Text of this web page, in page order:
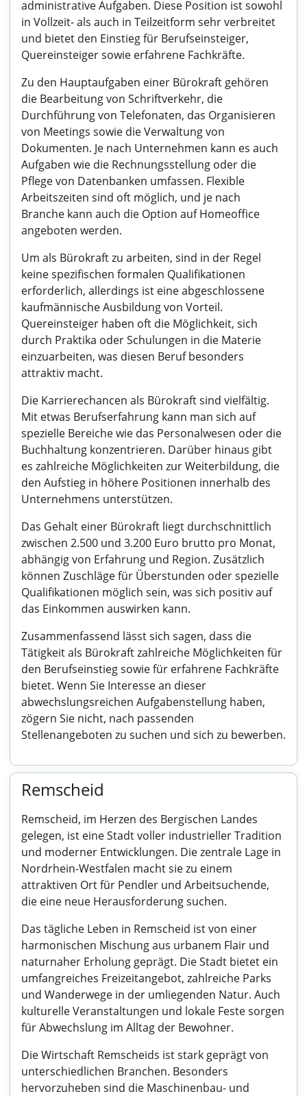
administrative Aufgaben. Diese Position ist sowohl
in Vollzeit- als auch in Teilzeitform sehr verbreitet
und bietet den Einstieg für Berufseinsteiger,
Quereinsteiger sowie erfahrene Fachkräfte.
Zu den Hauptaufgaben einer Bürokraft gehören
die Bearbeitung von Schriftverkehr, die
Durchführung von Telefonaten, das Organisieren
von Meetings sowie die Verwaltung von
Dokumenten. Je nach Unternehmen kann es auch
Aufgaben wie die Rechnungsstellung oder die
Pflege von Datenbanken umfassen. Flexible
Arbeitszeiten sind oft möglich, und je nach
Branche kann auch die Option auf Homeoffice
angeboten werden.
Um als Bürokraft zu arbeiten, sind in der Regel
keine spezifischen formalen Qualifikationen
erforderlich, allerdings ist eine abgeschlossene
kaufmännische Ausbildung von Vorteil.
Quereinsteiger haben oft die Möglichkeit, sich
durch Praktika oder Schulungen in die Materie
einzuarbeiten, was diesen Beruf besonders
attraktiv macht.
Die Karrierechancen als Bürokraft sind vielfältig.
Mit etwas Berufserfahrung kann man sich auf
spezielle Bereiche wie das Personalwesen oder die
Buchhaltung konzentrieren. Darüber hinaus gibt
es zahlreiche Möglichkeiten zur Weiterbildung, die
den Aufstieg in höhere Positionen innerhalb des
Unternehmens unterstützen.
Das Gehalt einer Bürokraft liegt durchschnittlich
zwischen 2.500 und 3.200 Euro brutto pro Monat,
abhängig von Erfahrung und Region. Zusätzlich
können Zuschläge für Überstunden oder spezielle
Qualifikationen möglich sein, was sich positiv auf
das Einkommen auswirken kann.
Zusammenfassend lässt sich sagen, dass die
Tätigkeit als Bürokraft zahlreiche Möglichkeiten für
den Berufseinstieg sowie für erfahrene Fachkräfte
bietet. Wenn Sie Interesse an dieser
abwechslungsreichen Aufgabenstellung haben,
zögern Sie nicht, nach passenden
Stellenangeboten zu suchen und sich zu bewerben.
Remscheid
Remscheid, im Herzen des Bergischen Landes
gelegen, ist eine Stadt voller industrieller Tradition
und moderner Entwicklungen. Die zentrale Lage in
Nordrhein-Westfalen macht sie zu einem
attraktiven Ort für Pendler und Arbeitsuchende,
die eine neue Herausforderung suchen.
Das tägliche Leben in Remscheid ist von einer
harmonischen Mischung aus urbanem Flair und
naturnaher Erholung geprägt. Die Stadt bietet ein
umfangreiches Freizeitangebot, zahlreiche Parks
und Wanderwege in der umliegenden Natur. Auch
kulturelle Veranstaltungen und lokale Feste sorgen
für Abwechslung im Alltag der Bewohner.
Die Wirtschaft Remscheids ist stark geprägt von
unterschiedlichen Branchen. Besonders
hervorzuheben sind die Maschinenbau- und